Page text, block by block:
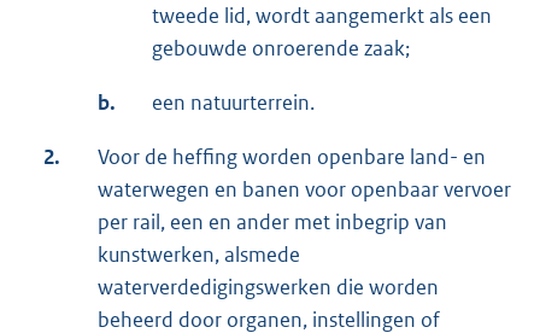
tweede lid, wordt aangemerkt als een
gebouwde onroerende zaak;
b. een natuurterrein.
2.
Voor de heffing worden openbare land- en
waterwegen en banen voor openbaar vervoer
per rail, een en ander met inbegrip van
kunstwerken, alsmede
waterverdedigingswerken die worden
beheerd door organen, instellingen of